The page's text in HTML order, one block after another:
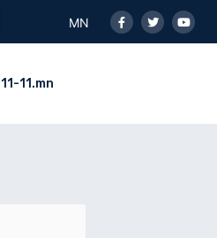
Search
MN
f
11-11.mn